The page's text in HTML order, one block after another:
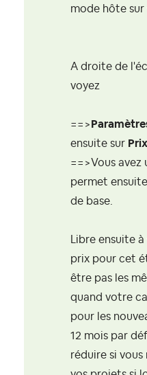
mode hôte
A droite de
voyez
==>
ensuite sur
==>Vous
permet
de base.
Libre ensuite
prix pour cet
être pas les
quand votre
pour les
12 mois par
réduire si